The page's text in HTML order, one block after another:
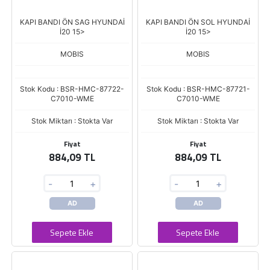
KAPI BANDI ÖN SAG HYUNDAİ
İ20 15>
MOBIS
Stok Kodu : BSR-HMC-87722-
C7010-WME
Stok Miktarı : Stokta Var
Fiyat
884,09 TL
- +
AD
Sepete Ekle
KAPI BANDI ÖN SOL HYUNDAİ
İ20 15>
MOBIS
Stok Kodu : BSR-HMC-87721-
C7010-WME
Stok Miktarı : Stokta Var
Fiyat
884,09 TL
- +
AD
Sepete Ekle